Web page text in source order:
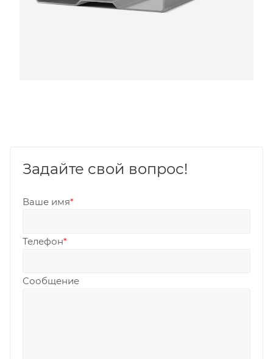
Задайте свой вопрос!
Ваше имя*
Телефон*
Сообщение